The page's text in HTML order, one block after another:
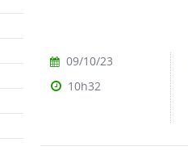
09/10/23
10h32